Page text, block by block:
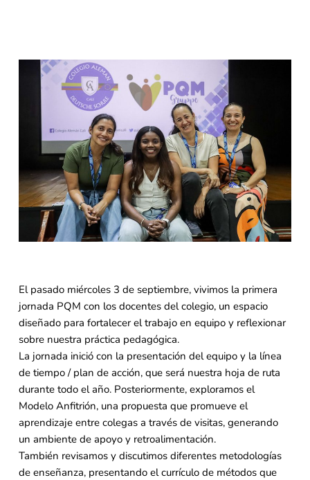
El pasado miércoles 3 de septiembre, vivimos la primera
jornada PQM con los docentes del colegio, un espacio
diseñado para fortalecer el trabajo en equipo y reflexionar
sobre nuestra práctica pedagógica.
La jornada inició con la presentación del equipo y la línea
de tiempo / plan de acción, que será nuestra hoja de ruta
durante todo el año. Posteriormente, exploramos el
Modelo Anfitrión, una propuesta que promueve el
aprendizaje entre colegas a través de visitas, generando
un ambiente de apoyo y retroalimentación.
También revisamos y discutimos diferentes metodologías
de enseñanza, presentando el currículo de métodos que